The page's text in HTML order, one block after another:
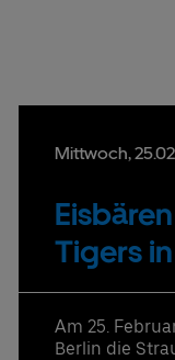
Mittwoch,25.
Tigers
Am 25.
Berlin die